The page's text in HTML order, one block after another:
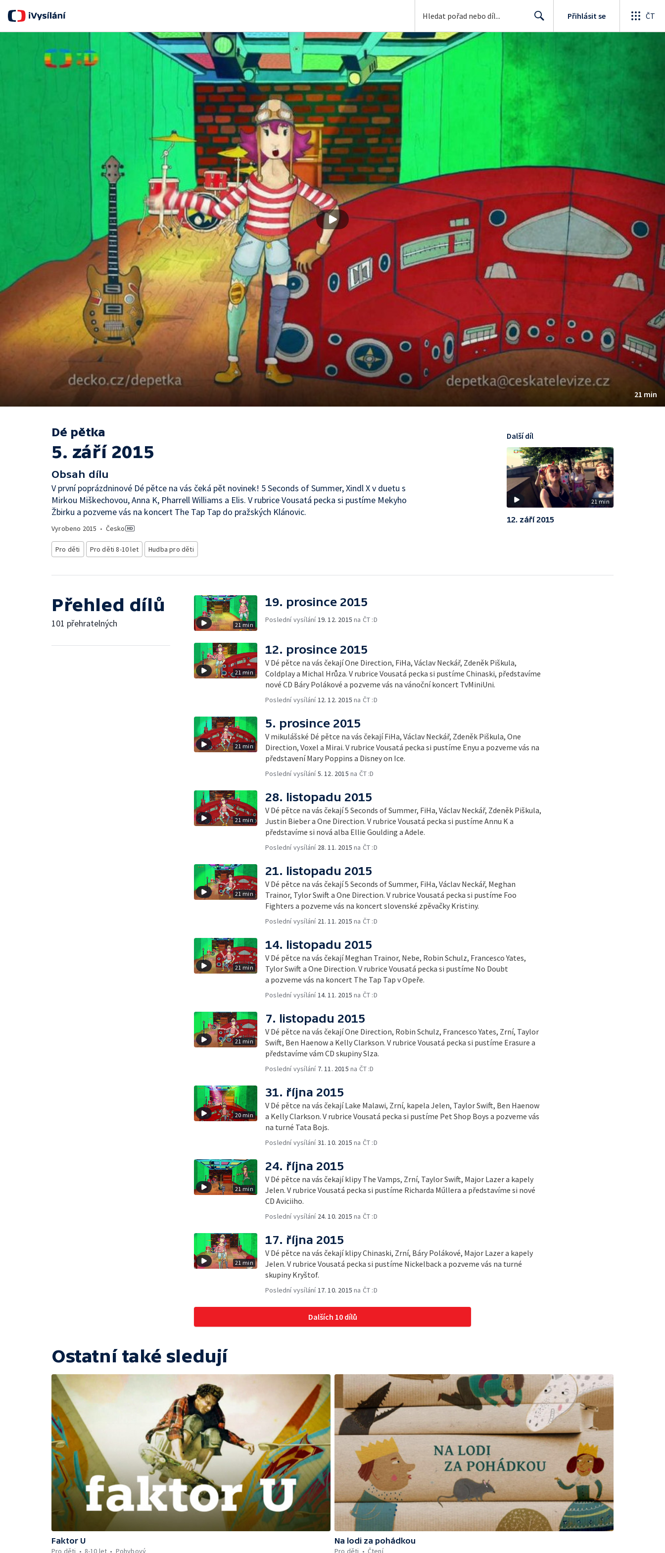
Přihlásit se ČT
21 min
Dé pětka
5. září 2015
Obsah dílu
V první poprázdninové Dé pětce na vás čeká pět novinek! 5 Seconds of Summer, Xindl X v duetu s
Mirkou Miškechovou, Anna K, Pharrell Williams a Elis. V rubrice Vousatá pecka si pustíme Mekyho
Žbirku a pozveme vás na koncert The Tap Tap do pražských Klánovic.
Vyrobeno 2015 • Česko
Pro děti Pro děti 8-10 let Hudba pro děti
21 min
Další díl
12. září 2015
Přehled dílů
101 přehratelných 21 min
19. prosince 2015
Poslední vysílání19. 12. 2015 na ČT :D
21 min
12. prosince 2015
V Dé pětce na vás čekají One Direction, FiHa, Václav Neckář, Zdeněk Piškula,
Coldplay a Michal Hrůza. V rubrice Vousatá pecka si pustíme Chinaski, představíme
nové CD Báry Polákové a pozveme vás na vánoční koncert TvMiniUni.
Poslední vysílání12. 12. 2015 na ČT :D
21 min
5. prosince 2015
V mikulášské Dé pětce na vás čekají FiHa, Václav Neckář, Zdeněk Piškula, One
Direction, Voxel a Mirai. V rubrice Vousatá pecka si pustíme Enyu a pozveme vás na
představení Mary Poppins a Disney on Ice.
Poslední vysílání5. 12. 2015 na ČT :D
21 min
28. listopadu 2015
V Dé pětce na vás čekají 5 Seconds of Summer, FiHa, Václav Neckář, Zdeněk Piškula,
Justin Bieber a One Direction. V rubrice Vousatá pecka si pustíme Annu K a
představíme si nová alba Ellie Goulding a Adele.
Poslední vysílání 28. 11. 2015 na ČT :D
21 min
21. listopadu 2015
V Dé pětce na vás čekají 5 Seconds of Summer, FiHa, Václav Neckář, Meghan
Trainor, Tylor Swift a One Direction. V rubrice Vousatá pecka si pustíme Foo
Fighters a pozveme vás na koncert slovenské zpěvačky Kristiny.
Poslední vysílání 21. 11. 2015 na ČT :D
21 min
14. listopadu 2015
V Dé pětce na vás čekají Meghan Trainor, Nebe, Robin Schulz, Francesco Yates,
Tylor Swift a One Direction. V rubrice Vousatá pecka si pustíme No Doubt
a pozveme vás na koncert The Tap Tap v Opeře.
Poslední vysílání14. 11. 2015 na ČT :D
21 min
7. listopadu 2015
V Dé pětce na vás čekají One Direction, Robin Schulz, Francesco Yates, Zrní, Taylor
Swift, Ben Haenow a Kelly Clarkson. V rubrice Vousatá pecka si pustíme Erasure a
představíme vám CD skupiny Slza.
Poslední vysílání 7. 11. 2015 na ČT :D
20 min
31. října 2015
V Dé pětce na vás čekají Lake Malawi, Zrní, kapela Jelen, Taylor Swift, Ben Haenow
a Kelly Clarkson. V rubrice Vousatá pecka si pustíme Pet Shop Boys a pozveme vás
na turné Tata Bojs.
Poslední vysílání31. 10. 2015 na ČT :D
21 min
24. října 2015
V Dé pětce na vás čekají klipy The Vamps, Zrní, Taylor Swift, Major Lazer a kapely
Jelen. V rubrice Vousatá pecka si pustíme Richarda Műllera a představíme si nové
CD Aviciiho.
Poslední vysílání 24. 10. 2015 na ČT :D
21 min
17. října 2015
V Dé pětce na vás čekají klipy Chinaski, Zrní, Báry Polákové, Major Lazer a kapely
Jelen. V rubrice Vousatá pecka si pustíme Nickelback a pozveme vás na turné
skupiny Kryštof.
Poslední vysílání17. 10. 2015 na ČT :D
Dalších 10 dílů
Ostatní také sledují
Faktor U
Pro děti
8-10 let Pohybový
Na lodi za pohádkou
Pro děti
Čtení